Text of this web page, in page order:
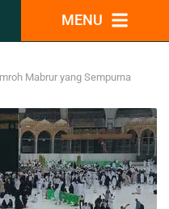
MENU
Mabrur yang Sempurna